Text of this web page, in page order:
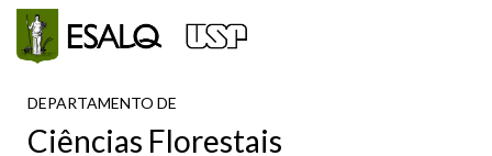
Pular para o conteúdo principal
DEPARTAMENTO DE
Ciências Florestais